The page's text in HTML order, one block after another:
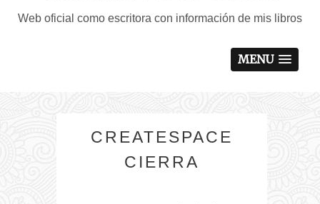
Web oficial como escritora con información de mis libros
MENU
CREATESPACE
CIERRA